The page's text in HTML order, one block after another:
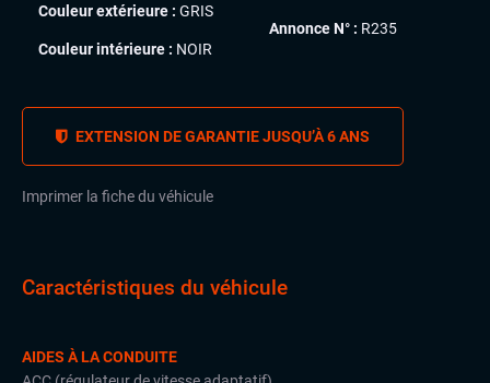
Couleur extérieure : GRIS
Couleur intérieure : NOIR
Annonce N° : R235
EXTENSION DE GARANTIE JUSQU’À 6 ANS
Imprimer la fiche du véhicule
Caractéristiques du véhicule
AIDES À LA CONDUITE